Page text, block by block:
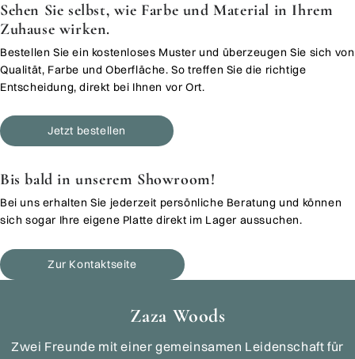
Sehen Sie selbst, wie Farbe und Material in Ihrem
Zuhause wirken.
Bestellen Sie ein kostenloses Muster und überzeugen Sie sich von
Qualität, Farbe und Oberfläche. So treffen Sie die richtige
Entscheidung, direkt bei Ihnen vor Ort.
Jetzt bestellen
Bis bald in unserem Showroom!
Bei uns erhalten Sie jederzeit persönliche Beratung und können
sich sogar Ihre eigene Platte direkt im Lager aussuchen.
Zur Kontaktseite
Zaza Woods
Zwei Freunde mit einer gemeinsamen Leidenschaft für